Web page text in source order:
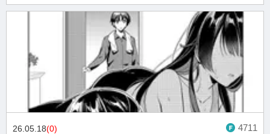
26.05.18(0) 4711